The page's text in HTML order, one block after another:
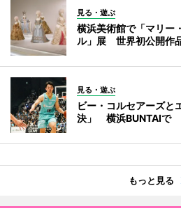
見る・遊ぶ
横浜美術館で「マリー
ル」展 世界初公開作
見る・遊ぶ
ビー・コルセアーズと
決」 横浜BUNTAIで
もっと見る